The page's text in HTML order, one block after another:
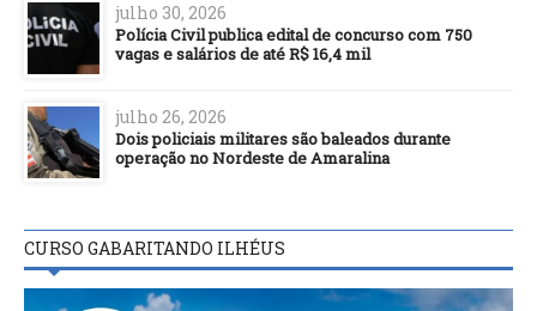
julho 30, 2026
Polícia Civil publica edital de concurso com 750
vagas e salários de até R$ 16,4 mil
julho 26, 2026
Dois policiais militares são baleados durante
operação no Nordeste de Amaralina
CURSO GABARITANDO ILHÉUS